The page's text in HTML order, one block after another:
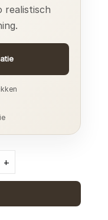
realistisch
+